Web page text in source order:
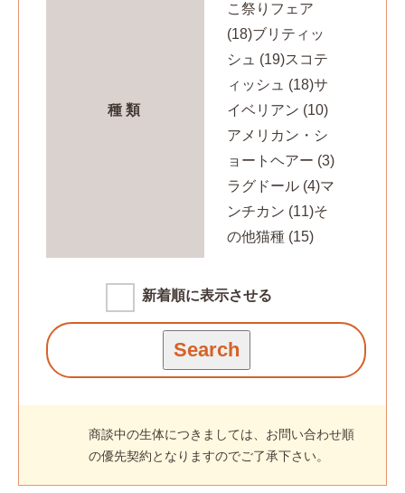
種類
こ祭りフェア
(18)ブリティッ
シュ (19)スコテ
ィッシュ (18)サ
イベリアン (10)
アメリカン・シ
ョートヘアー (3)
ラグドール (4)マ
ンチカン (11)そ
の他猫種 (15)
新着順に表示させる
商談中の生体につきましては、お問い合わせ順
の優先契約となりますのでご了承下さい。